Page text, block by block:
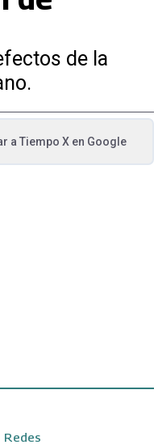
de la
a Tiempo Xen Google
pestaña
Redes